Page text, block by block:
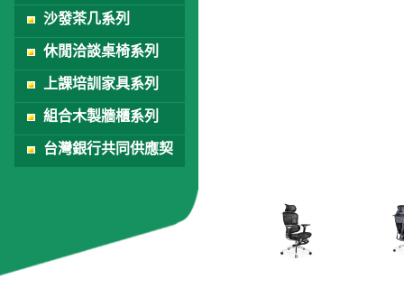
沙發茶几系列
休閒洽談桌椅系列
上課培訓家具系列
組合木製牆櫃系列
台灣銀行共同供應契